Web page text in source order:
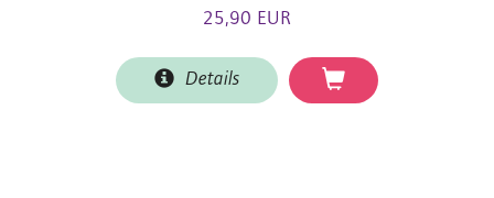
25,90 EUR
Details